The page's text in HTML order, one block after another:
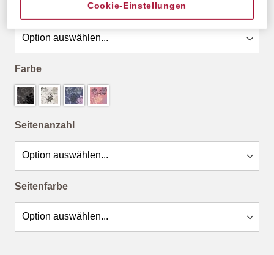
Farbe
Seitenanzahl
Seitenfarbe
Cookie-Einstellungen